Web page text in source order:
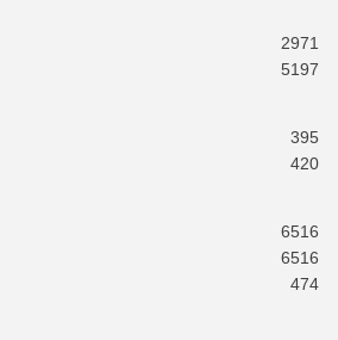
2971
5197
395
420
6516
6516
474